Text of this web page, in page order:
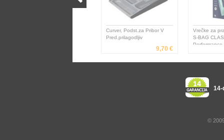
Curver, Podst.za Pribor V
Pred.prilagodljiv
9,70 €
Vrečke za
S-BAG
Performance
14-
©